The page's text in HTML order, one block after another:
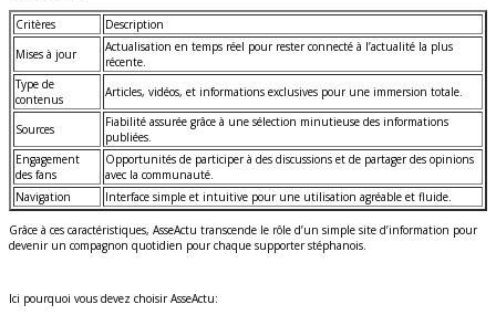
Critères
Description
Mises à jour
Actualisation en temps réel pour rester connecté à l’actualité la plus
récente.
Type de
contenus
Articles, vidéos, et informations exclusives pour une immersion totale.
Sources
Fiabilité assurée grâce à une sélection minutieuse des informations
publiées.
Engagement
des fans
Opportunités de participer à des discussions et de partager des opinions
avec la communauté.
Navigation
Interface simple et intuitive pour une utilisation agréable et fluide.
Grâce à ces caractéristiques, AsseActu transcende le rôle d’un simple site d’information pour
devenir un compagnon quotidien pour chaque supporter stéphanois.
Ici pourquoi vous devez choisir AsseActu: